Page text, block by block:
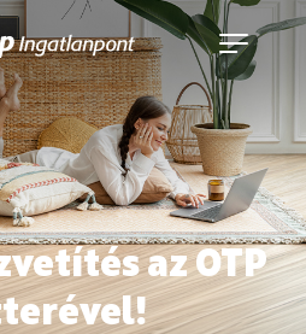
Navigáció
kinyitása
az OTP